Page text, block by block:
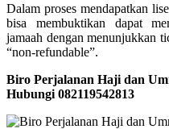
Dalam proses mendapatkan
bisa membuktikan dapat
jamaah dengan menunjukkan
“non-refundable”.
Biro Perjalanan Haji dan
Hubungi 082119542813